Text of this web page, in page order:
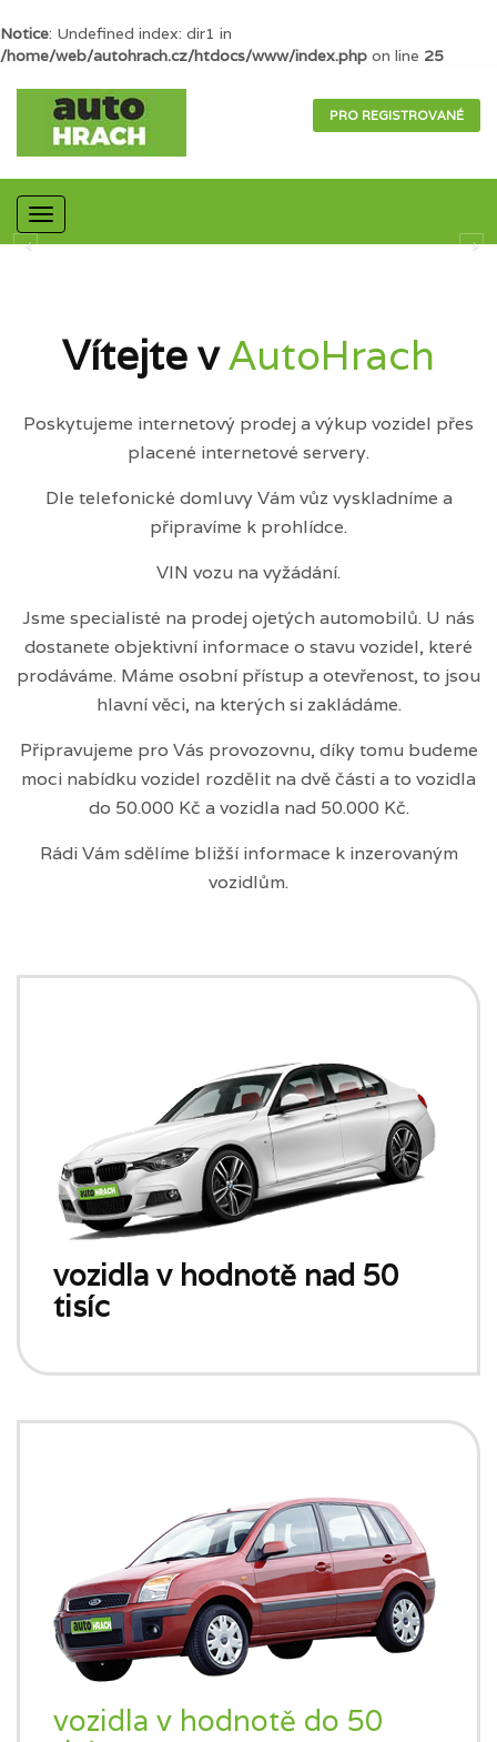
Notice: Undefined index: dir1 in
/home/web/autohrach.cz/htdocs/www/index.php on line 25
PRO REGISTROVANÉ
Mobilní
navigace
Vítejte vAutoHrach
Poskytujeme internetový prodej a výkup vozidel přes
placené internetové servery.
Dle telefonické domluvy Vám vůz vyskladníme a
připravíme k prohlídce.
VIN vozu na vyžádání.
Jsme specialisté na prodej ojetých automobilů. U nás
dostanete objektivní informace o stavu vozidel, které
prodáváme. Máme osobní přístup a otevřenost, to jsou
hlavní věci, na kterých si zakládáme.
Připravujeme pro Vás provozovnu, díky tomu budeme
moci nabídku vozidel rozdělit na dvě části a to vozidla
do 50.000 Kč a vozidla nad 50.000 Kč.
Rádi Vám sdělíme bližší informace k inzerovaným
vozidlům.
vozidla v hodnotě nad 50
tisíc
vozidla v hodnotě do 50